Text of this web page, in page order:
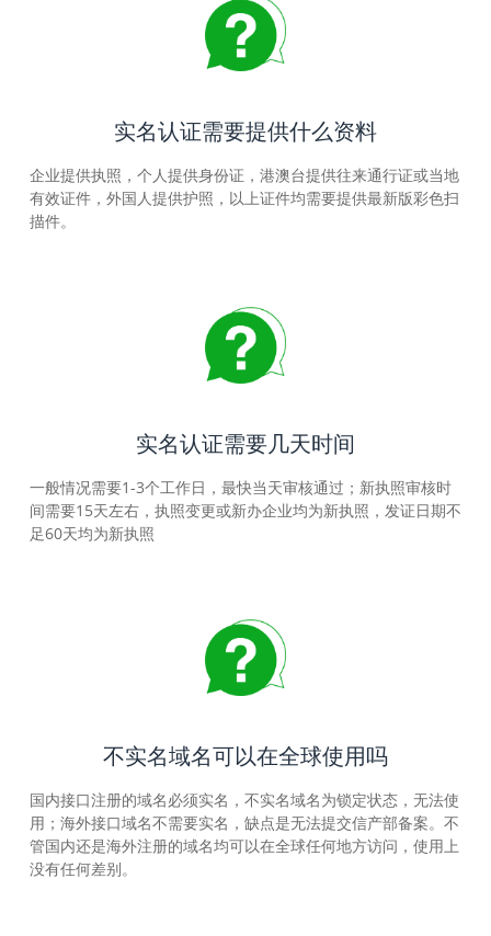
实名认证需要提供什么资料
企业提供执照，个人提供身份证，港澳台提供往来通行证或当地
有效证件，外国人提供护照，以上证件均需要提供最新版彩色扫
描件。
实名认证需要几天时间
一般情况需要1-3个工作日，最快当天审核通过；新执照审核时
间需要15天左右，执照变更或新办企业均为新执照，发证日期不
足60天均为新执照
不实名域名可以在全球使用吗
国内接口注册的域名必须实名，不实名域名为锁定状态，无法使
用；海外接口域名不需要实名，缺点是无法提交信产部备案。不
管国内还是海外注册的域名均可以在全球任何地方访问，使用上
没有任何差别。